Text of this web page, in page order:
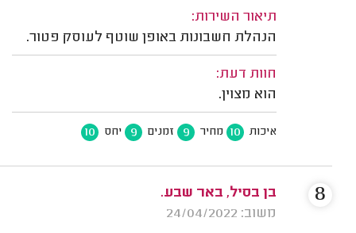
תיאור השירות:
הנהלת חשבונות באופן שוטף לעוסק פטור.
חוות דעת:
הוא מצוין.
איכות 10 מחיר 9 זמנים 9 יחס 10
בן בסיל, באר שבע.
משוב: 24/04/2022
8